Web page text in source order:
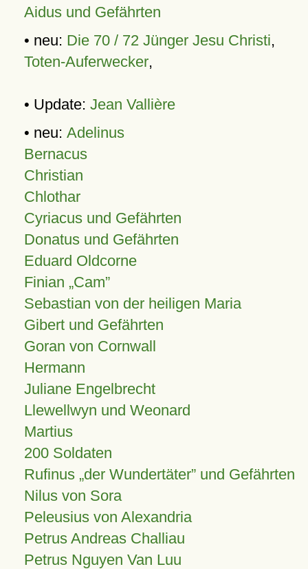
Aidus und Gefährten
• neu: Die 70 / 72 Jünger Jesu Christi,
Toten-Auferwecker,
• Update: Jean Vallière
• neu: Adelinus
Bernacus
Christian
Chlothar
Cyriacus und Gefährten
Donatus und Gefährten
Eduard Oldcorne
Finian Cam
Sebastian von der heiligen Maria
Gibert und Gefährten
Goran von Cornwall
Hermann
Juliane Engelbrecht
Llewellwyn und Weonard
Martius
200 Soldaten
Rufinus „der Wundertäter” und Gefährten
Nilus von Sora
Peleusius von Alexandria
Petrus Andreas Challiau
Petrus Nguyen Van Luu